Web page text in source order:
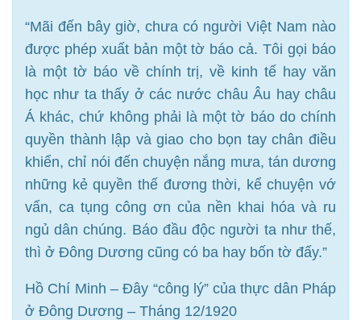
“Mãi đến bây giờ, chưa có người Việt Nam nào
được phép xuất bản một tờ báo cả. Tôi gọi báo
là một tờ báo về chính trị, về kinh tế hay văn
học như ta thấy ở các nước châu Âu hay châu
Á khác, chứ không phải là một tờ báo do chính
quyền thành lập và giao cho bọn tay chân điều
khiển, chỉ nói đến chuyện nắng mưa, tán dương
những kẻ quyền thế đương thời, kể chuyện vớ
vẩn, ca tụng công ơn của nền khai hóa và ru
ngủ dân chúng. Báo đầu độc người ta như thế,
thì ở Đông Dương cũng có ba hay bốn tờ đấy.”
Hồ Chí Minh – Đây “công lý” của thực dân Pháp
ở Đông Dương – Tháng 12/1920